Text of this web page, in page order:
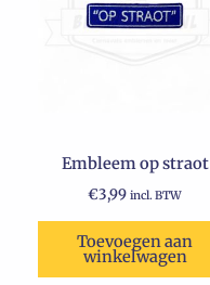
Embleem op straot
€3,99 incl. BTW
Toevoegen aan
winkelwagen